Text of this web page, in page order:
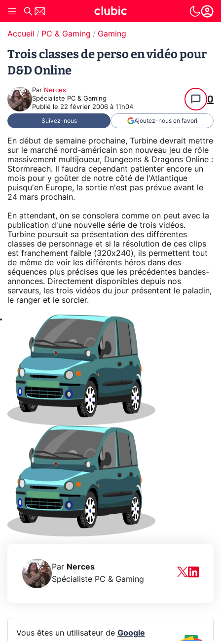
Accueil PC & Gaming Gaming
Trois classes de perso en vidéo pour
D&D Online
Par Nerces
Spécialiste PC & Gaming
Publié le 22 février 2006 à 11h04
0
Suivez-nous Ajoutez-nous en favori
En début de semaine prochaine, Turbine devrait mettre
sur le marché nord-américain son nouveau jeu de rôle
massivement multijoueur, Dungeons & Dragons Online :
Stormreach. Il faudra cependant patienter encore un
mois pour y goûter de notre côté de l'Atlantique
puisqu'en Europe, la sortie n'est pas prévue avant le
24 mars prochain.
En attendant, on se consolera comme on peut avec la
publication d'une nouvelle série de trois vidéos.
Turbine poursuit sa présentation des différentes
classes de personnage et si la résolution de ces clips
est franchement faible (320x240), ils permettent tout
de même de voir les différents héros dans des
séquences plus précises que les précédentes bandes-
annonces. Directement disponibles depuis nos
serveurs, les trois vidéos du jour présentent le paladin,
le ranger et le sorcier.
Par Nerces
Spécialiste PC & Gaming
Vous êtes un utilisateur de Google